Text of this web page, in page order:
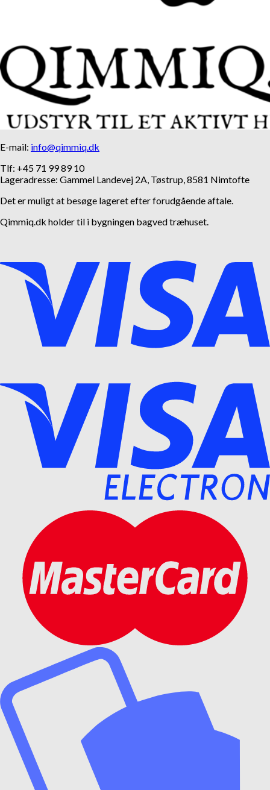
E-mail: info@qimmiq.dk
Tlf: +45 71 99 89 10
Lageradresse: Gammel Landevej 2A, Tøstrup, 8581 Nimtofte
Det er muligt at besøge lageret efter forudgående aftale.
Qimmiq.dk holder til i bygningen bagved træhuset.